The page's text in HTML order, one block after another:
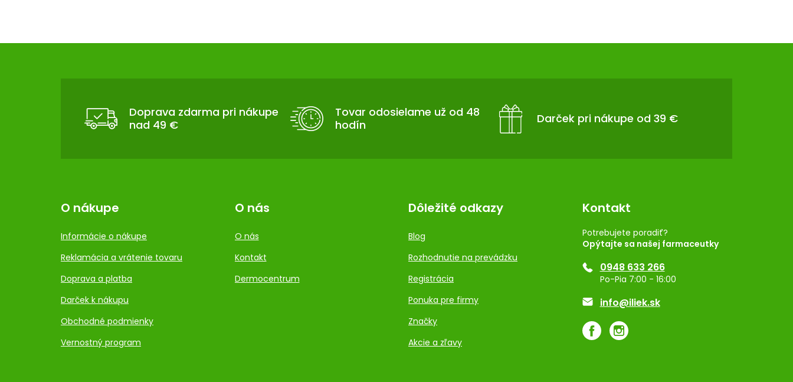
Doprava zdarma pri nákupe
nad 49 €
Tovar odosielame už od 48
hodín
Darček pri nákupe od 39 €
O nákupe
Informácie o nákupe
Reklamácia a vrátenie tovaru
Doprava a platba
Darček k nákupu
Obchodné podmienky
Vernostný program
O nás
O nás
Kontakt
Dermocentrum
Dôležité odkazy
Blog
Rozhodnutie na prevádzku
Registrácia
Ponuka pre firmy
Značky
Akcie a zľavy
Kontakt
Potrebujete poradiť?
Opýtajte sa našej farmaceutky
0948 633 266
Po-Pia 7:00 - 16:00
info@iliek.sk